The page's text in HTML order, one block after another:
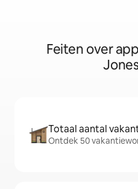
Feiten over
Totaal aantal
Ontdek 50